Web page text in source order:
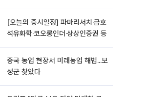
[오늘의 증시일정] 파마리서치·금호
석유화학·코오롱인더·상상인증권 등
중국 농업 현장서 미래농업 해법...보
성군 찾았다